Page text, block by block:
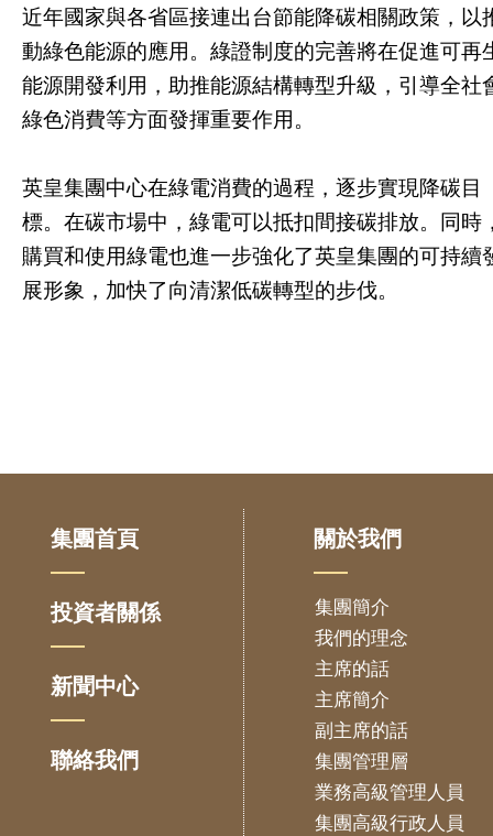
近年國家與各省區接連出台節能降碳相關政策，以
動綠色能源的應用。綠證制度的完善將在促進可再
能源開發利用，助推能源結構轉型升級，引導全社
綠色消費等方面發揮重要作用。
英皇集團中心在綠電消費的過程，逐步實現降碳目
標。在碳市場中，綠電可以抵扣間接碳排放。同時
購買和使用綠電也進一步強化了英皇集團的可持續
展形象，加快了向清潔低碳轉型的步伐。
集團首頁
投資者關係
新聞中心
聯絡我們
關於我們
集團簡介
我們的理念
主席的話
主席簡介
副主席的話
集團管理層
業務高級管理人員
集團高級行政人員